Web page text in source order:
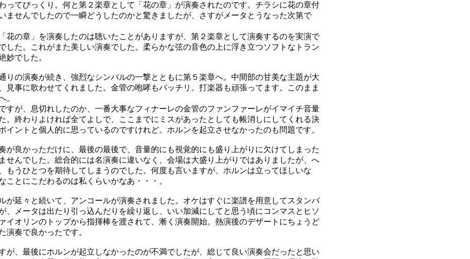
ってびっくり。何と第２楽章として「花の章」が演奏されたのです。チラシに花の章付
ませんでしたので一瞬どうしたのかと驚きましたが、さすがメータとうなった次第で
花の章」を演奏したのは聴いたことがありますが、第２楽章として演奏するのを実演で
した。これがまた美しい演奏でした。柔らかな弦の音色の上に浮き立つソフトなトラン
妙でした。
りの演奏が続き、強烈なシンバルの一撃とともに第５楽章へ。中間部の甘美な主題が大
見事に歌わせてくれました。金管の咆哮もバッチリ。打楽器も頑張ってます。このまま
。
すが、息切れしたのか、一番大事なフィナーレの金管のファンファーレがイマイチ音量
。終わりよければ全てよしで、ここまでにミスがあったとしても帳消しにしてくれる決
イントと個人的に思っているのですけれど。ホルンを起立させなかったのも問題です。
が良かっただけに、最後の最後で、音量的にも視覚的にも盛り上がりに欠けてしまった
せんでした。総合的には名演奏に違いなく、会場は大盛り上がりではありましたが、へ
もうひとつを期待してしまうのでした。何度も言いますが、ホルンは立ってほしいな
ことにこだわるのは私くらいかなあ・・・。
が延々と続いて、アンコールが演奏されました。オケはすぐに楽譜を用意してスタンバ
、メータは出たり引っ込んだりを繰り返し、いい加減にしてと思う頃にコンマスとヒソ
イオリンのトップから指揮棒を渡されて、漸く演奏開始。熱演後のデザートにちょうど
演奏で良かったです。
が、最後にホルンが起立しなかったのが不満でしたが、総じて良い演奏会だったと思い